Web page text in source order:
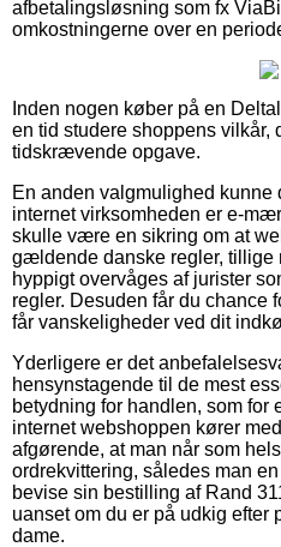
afbetalingsløsning som fx
omkostningerne over en
Inden nogen køber på en
en tid studere shoppens vilkår,
tidskrævende opgave.
En anden valgmulighed
internet virksomheden er e-
skulle være en sikring om at
gældende danske regler, tillige
hyppigt overvåges af jurister
regler. Desuden får du chance
får vanskeligheder ved dit
Yderligere er det
hensynstagende til de mest
betydning for handlen, som for
internet webshoppen kører
afgørende, at man når som
ordrekvittering, således man
bevise sin bestilling af Rand
uanset om du er på udkig efter
dame.